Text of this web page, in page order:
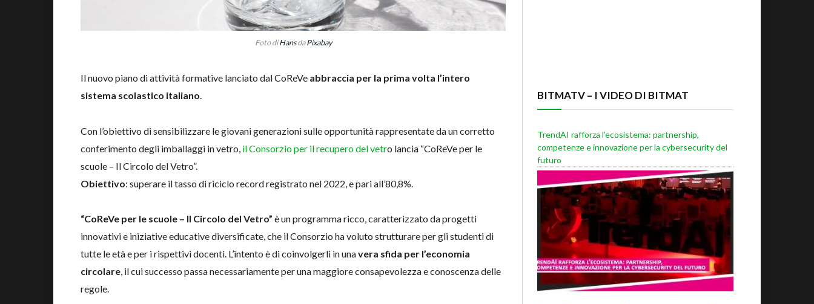
Foto diHansdaPixabay
Il nuovo piano di attività formative lanciato dal CoReVe abbraccia per la prima volta l’intero
sistema scolastico italiano.
Con l’obiettivo di sensibilizzare le giovani generazioni sulle opportunità rappresentate da un corretto
conferimento degli imballaggi in vetro, il Consorzio per il recupero del vetro lancia “CoReVe per le
scuole – Il Circolo del Vetro”.
Obiettivo: superare il tasso di riciclo record registrato nel 2022, e pari all’80,8%.
“CoReVe per le scuole – Il Circolo del Vetro” è un programma ricco, caratterizzato da progetti
innovativi e iniziative educative diversificate, che il Consorzio ha voluto strutturare per gli studenti di
tutte le età e per i rispettivi docenti. L’intento è di coinvolgerli in unavera sfida per l’economia
circolare, il cui successo passa necessariamente per una maggiore consapevolezza e conoscenza delle
regole.
BITMATV – I VIDEO DI BITMAT
TrendAI rafforza l’ecosistema: partnership,
competenze e innovazione per la cybersecurity del
futuro